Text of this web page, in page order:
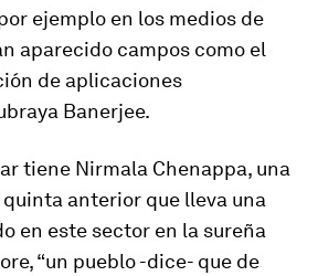
ejemplo en los medios de
aparecido campos como el
de aplicaciones
Banerjee.
tiene Nirmala Chenappa, una
anterior que lleva una
en este sector en la sureña
“un pueblo -dice- que de